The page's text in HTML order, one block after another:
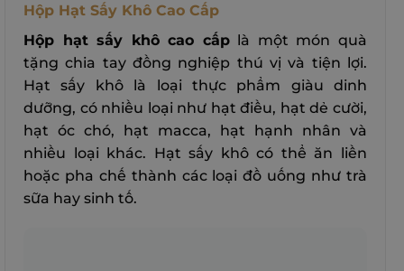
Hộp Hạt Sấy Khô Cao Cấp
Hộp hạt sấy khô cao cấplà một món quà
tặng chia tay đồng nghiệp thú vị và tiện lợi.
Hạt sấy khô là loại thực phẩm giàu dinh
dưỡng, có nhiều loại như hạt điều, hạt dẻ cười,
hạt óc chó, hạt macca, hạt hạnh nhân và
nhiều loại khác. Hạt sấy khô có thể ăn liền
hoặc pha chế thành các loại đồ uống như trà
sữa hay sinh tố.